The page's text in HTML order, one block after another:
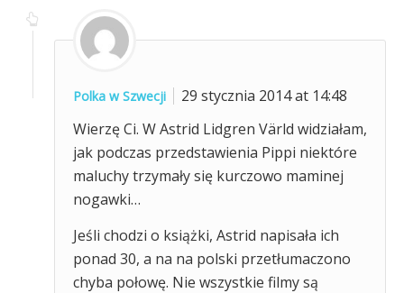
Polka w Szwecji
29 stycznia 2014 at 14:48
Wierzę Ci. W Astrid Lidgren Värld widziałam,
jak podczas przedstawienia Pippi niektóre
maluchy trzymały się kurczowo maminej
nogawki…
Jeśli chodzi o książki, Astrid napisała ich
ponad 30, a na na polski przetłumaczono
chyba połowę. Nie wszystkie filmy są